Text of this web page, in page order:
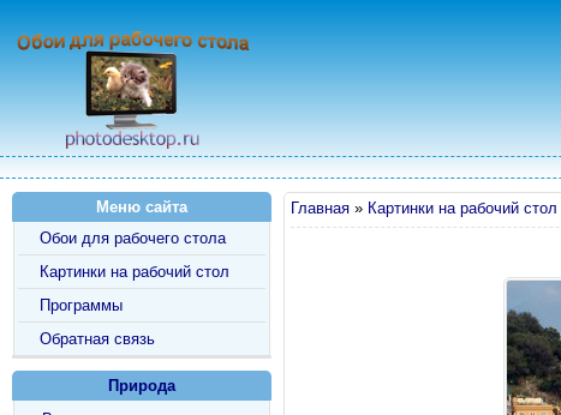
Главная » Картинки на рабочий стол
Меню сайта
Обои для рабочего стола
Картинки на рабочий стол
Программы
Обратная связь
Природа